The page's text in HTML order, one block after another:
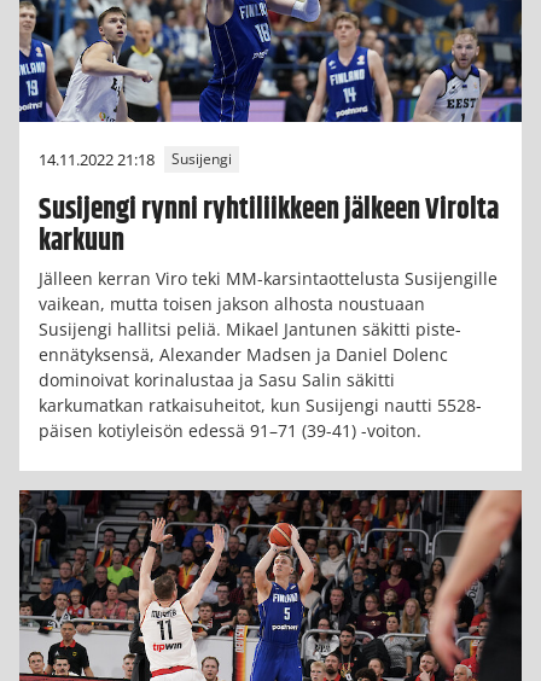
14.11.2022 21:18 Susijengi
Susijengi rynni ryhtiliikkeen jälkeen Virolta
karkuun
Jälleen kerran Viro teki MM-karsintaottelusta Susijengille
vaikean, mutta toisen jakson alhosta noustuaan
Susijengi hallitsi peliä. Mikael Jantunen säkitti piste-
ennätyksensä, Alexander Madsen ja Daniel Dolenc
dominoivat korinalustaa ja Sasu Salin säkitti
karkumatkan ratkaisuheitot, kun Susijengi nautti 5528-
päisen kotiyleisön edessä 91–71 (39-41) -voiton.